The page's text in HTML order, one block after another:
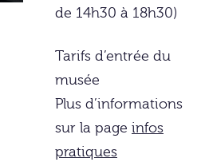
de 14h30 à 18h30)
Tarifs d’entrée du
musée
Plus d’informations
sur la page infos
pratiques